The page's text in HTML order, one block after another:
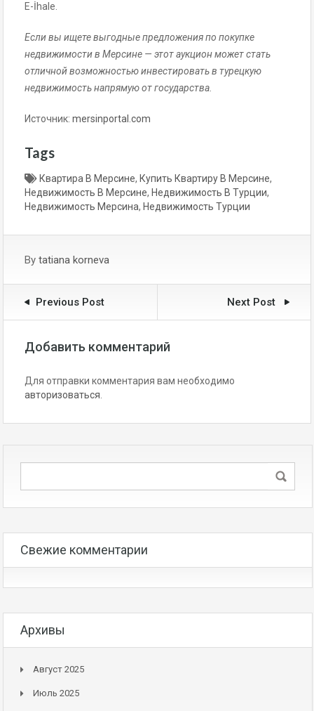
E-İhale.
Если вы ищете выгодные предложения по покупке
недвижимости в Мерсине — этот аукцион может стать
отличной возможностью инвестировать в турецкую
недвижимость напрямую от государства.
Источник: mersinportal.com
Tags
Квартира В Мерсине, Купить Квартиру В Мерсине,
Недвижимость В Мерсине, Недвижимость В Турции,
Недвижимость Мерсина, Недвижимость Турции
By tatiana korneva
Previous Post Next Post
Добавить комментарий
Для отправки комментария вам необходимо
авторизоваться
Свежие комментарии
Архивы
Август 2025
Июль 2025